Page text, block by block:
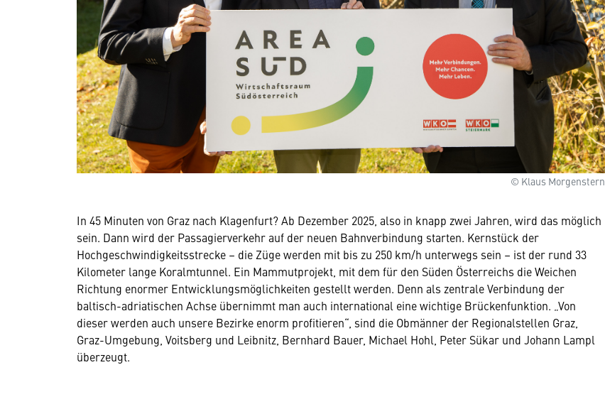
© Klaus Morgenstern
In 45 Minuten von Graz nach Klagenfurt? Ab Dezember 2025, also in knapp zwei Jahren, wird das möglich
sein. Dann wird der Passagierverkehr auf der neuen Bahnverbindung starten. Kernstück der
Hochgeschwindigkeitsstrecke – die Züge werden mit bis zu 250 km/h unterwegs sein – ist der rund 33
Kilometer lange Koralmtunnel. Ein Mammutprojekt, mit dem für den Süden Österreichs die Weichen
Richtung enormer Entwicklungsmöglichkeiten gestellt werden. Denn als zentrale Verbindung der
baltisch-adriatischen Achse übernimmt man auch international eine wichtige Brückenfunktion. „Von
dieser werden auch unsere Bezirke enorm profitieren“, sind die Obmänner der Regionalstellen Graz,
Graz-Umgebung, Voitsberg und Leibnitz, Bernhard Bauer, Michael Hohl, Peter Sükar und Johann Lampl
überzeugt.